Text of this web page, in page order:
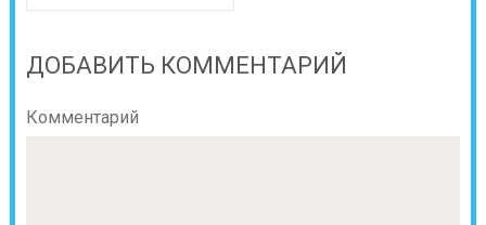
ДОБАВИТЬ КОММЕНТАРИЙ
Комментарий